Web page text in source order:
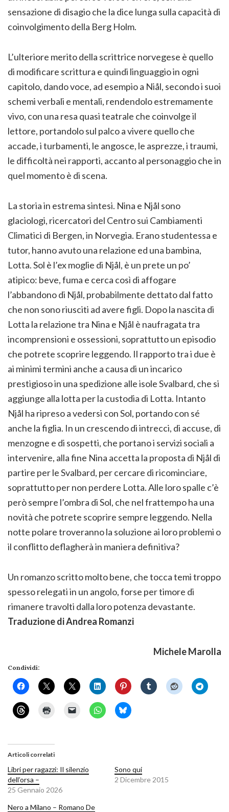
sensazione di disagio che la dice lunga sulla capacità di
coinvolgimento della Berg Holm.
L’ulteriore merito della scrittrice norvegese è quello
di modificare scrittura e quindi linguaggio in ogni
capitolo, dando voce, ad esempio a Niål, secondo i suoi
schemi verbali e mentali, rendendolo estremamente
vivo, con una resa quasi teatrale che coinvolge il
lettore, portandolo sul palco a vivere quello che
accade, i turbamenti, le angosce, le asprezze, i traumi,
le difficoltà nei rapporti, accanto al personaggio che in
quel momento è di scena.
La storia in estrema sintesi. Nina e Njål sono
glaciologi, ricercatori del Centro sui Cambiamenti
Climatici di Bergen, in Norvegia. Erano studentessa e
tutor, hanno avuto una relazione ed una bambina,
Lotta. Sol è l’ex moglie di Njål, è un prete un po’
atipico: beve, fuma e cerca così di affogare
l’abbandono di Njål, probabilmente dettato dal fatto
che non sono riusciti ad avere figli. Dopo la nascita di
Lotta la relazione tra Nina e Njål è naufragata tra
incomprensioni e ossessioni, soprattutto un episodio
che potrete scoprire leggendo. Il rapporto tra i due è
ai minimi termini anche a causa di un incarico
prestigioso in una spedizione alle isole Svalbard, che si
aggiunge alla lotta per la custodia di Lotta. Intanto
Njål ha ripreso a vedersi con Sol, portando con sé
anche la figlia. In un crescendo di intrecci, di accuse, di
menzogne e di sospetti, che portano i servizi sociali a
intervenire, alla fine Nina accetta la proposta di Njål di
partire per le Svalbard, per cercare di ricominciare,
soprattutto per non perdere Lotta. Alle loro spalle c’è
però sempre l’ombra di Sol, che nel frattempo ha una
novità che potrete scoprire sempre leggendo. Nella
notte polare troveranno la soluzione ai loro problemi o
il conflitto deflagherà in maniera definitiva?
Un romanzo scritto molto bene, che tocca temi troppo
spesso relegati in un angolo, forse per timore di
rimanere travolti dalla loro potenza devastante.
Traduzione di Andrea Romanzi
Michele Marolla
Condividi:
Articoli correlati
Libri per ragazzi: Il silenzio
dell’orsa –
25 Gennaio 2026
Sono qui
2 Dicembre 2015
Nero a Milano – Romano De